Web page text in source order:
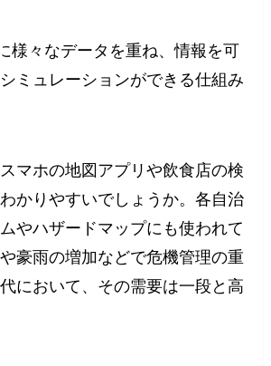
様々なデータを重ね、情報を可
ミュレーションができる仕組み
マホの地図アプリや飲食店の検
かりやすいでしょうか。各自治
やハザードマップにも使われて
豪雨の増加などで危機管理の重
において、その需要は一段と高